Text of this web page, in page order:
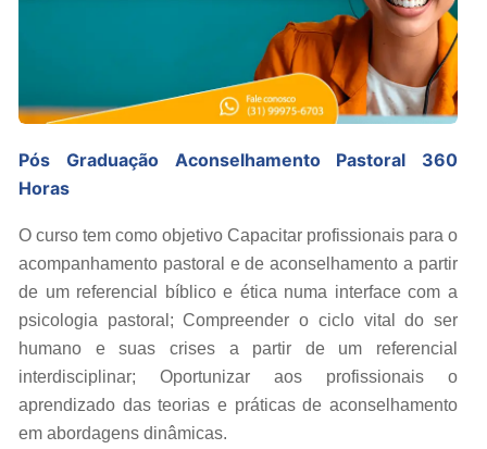
Pós Graduação Aconselhamento Pastoral 360
Horas
O curso tem como objetivo Capacitar profissionais para o
acompanhamento pastoral e de aconselhamento a partir
de um referencial bíblico e ética numa interface com a
psicologia pastoral; Compreender o ciclo vital do ser
humano e suas crises a partir de um referencial
interdisciplinar; Oportunizar aos profissionais o
aprendizado das teorias e práticas de aconselhamento
em abordagens dinâmicas.